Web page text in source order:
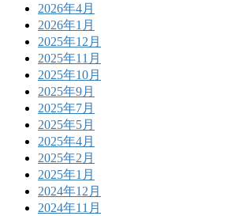
2026年4月
2026年1月
2025年12月
2025年11月
2025年10月
2025年9月
2025年7月
2025年5月
2025年4月
2025年2月
2025年1月
2024年12月
2024年11月